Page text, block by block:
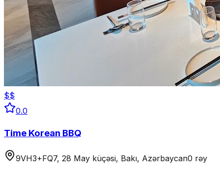
$$
0.0
Time Korean BBQ
9VH3+FQ7, 28 May küçəsi, Bakı, Azərbaycan0 rəy